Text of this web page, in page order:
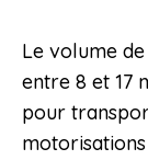
Le volume
entre 8 et 17
pour